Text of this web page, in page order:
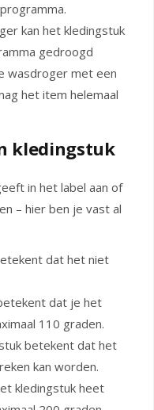
kan het kledingstuk
gedroogd
wasdroger met een
het item helemaal
kledingstuk
in het label aan of
– hier ben je vast al
dat het niet
dat je het
110 graden.
betekent dat het
kan worden.
kledingstuk heet